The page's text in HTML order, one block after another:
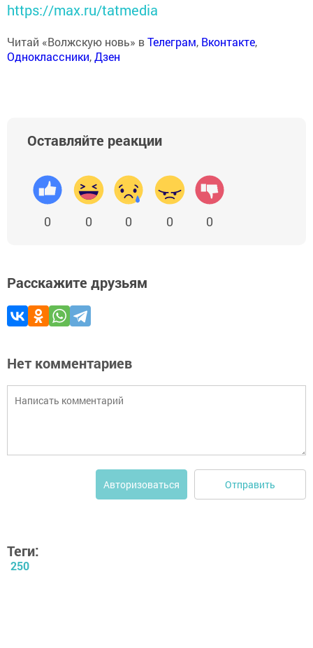
https://max.ru/tatmedia
Читай «Волжскую новь» вТелеграм, Вконтакте,
Одноклассники,Дзен
Оставляйте реакции
0 0 0 0 0
Расскажите друзьям
Нет комментариев
Авторизоваться Отправить
Теги:
250